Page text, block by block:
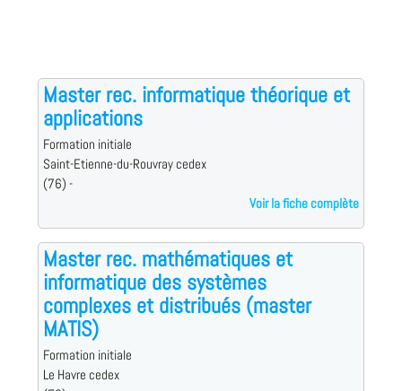
Master rec. informatique théorique et
applications
Formation initiale
Saint-Etienne-du-Rouvray cedex
(76) -
Voir la fiche complète
Master rec. mathématiques et
informatique des systèmes
complexes et distribués (master
MATIS)
Formation initiale
Le Havre cedex